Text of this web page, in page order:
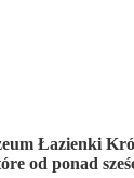
Łazienki
od ponad